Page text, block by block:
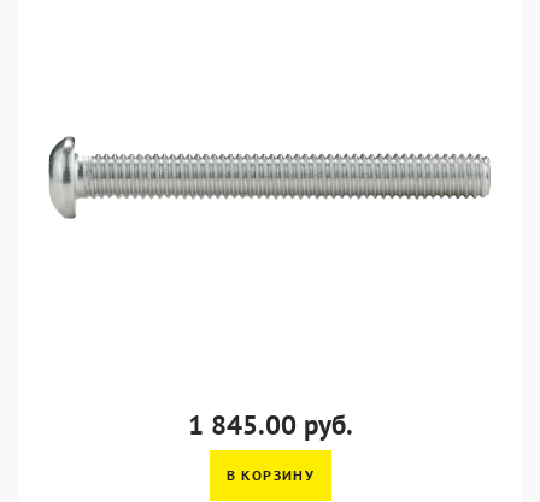
1 845.00 руб.
В КОРЗИНУ